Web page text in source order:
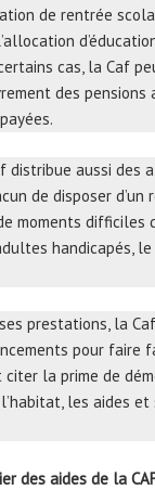
de rentrée
cas, la Caf
des pensions
distribue aussi des
de disposer d’un
moments difficiles
handicapés, le
prestations, la
pour faire
citer la prime de
les aides
des aides de la